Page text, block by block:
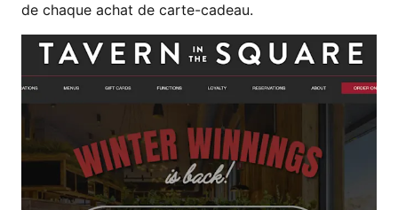
de chaque achat de carte-cadeau.